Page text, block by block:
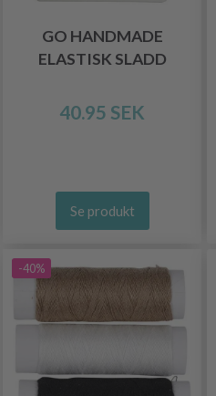
GO HANDMADE
ELASTISK SLADD
40.95 SEK
Se produkt
-40%